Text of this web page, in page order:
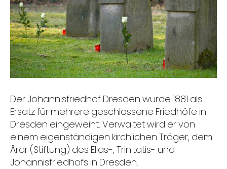
Der Johannisfriedhof Dresden wurde 1881 als
Ersatz für mehrere geschlossene Friedhöfe in
Dresden eingeweiht. Verwaltet wird er von
einem eigenständigen kirchlichen Träger, dem
Ärar (Stiftung) des Elias-, Trinitatis- und
Johannisfriedhofs in Dresden.